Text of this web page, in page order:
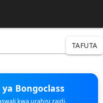
TAFUTA
Bongoclass
kwa urahisi zaidi.